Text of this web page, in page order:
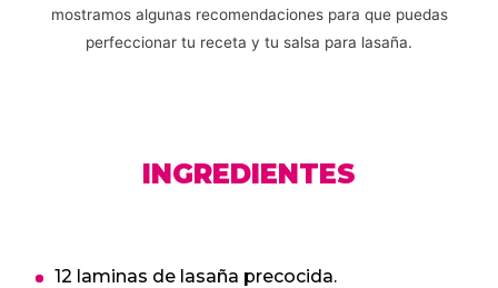
mostramos algunas recomendaciones para que puedas
perfeccionar tu receta y tu salsa para lasaña.
INGREDIENTES
12 laminas de lasaña precocida.